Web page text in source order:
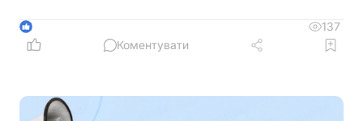
бюджетного відшкодування та запровадження
квартального звітного періоду для підприємців –
1
137
Коментувати